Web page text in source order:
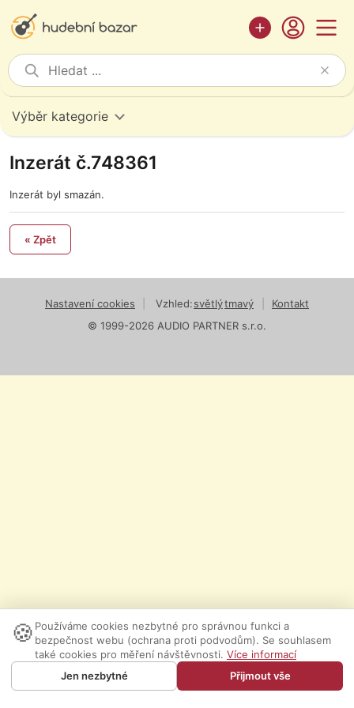
Výběr kategorie
Inzerát č.748361
Inzerát byl smazán.
« Zpět
Nastavení cookies Vzhled:světlýtmavý
Kontakt
© 1999-2026 AUDIO PARTNER s.r.o.
🍪 Používáme cookies nezbytné pro správnou funkci a
bezpečnost webu (ochrana proti podvodům). Se souhlasem
také cookies pro měření návštěvnosti. Více informací
Jen nezbytné
Přijmout vše